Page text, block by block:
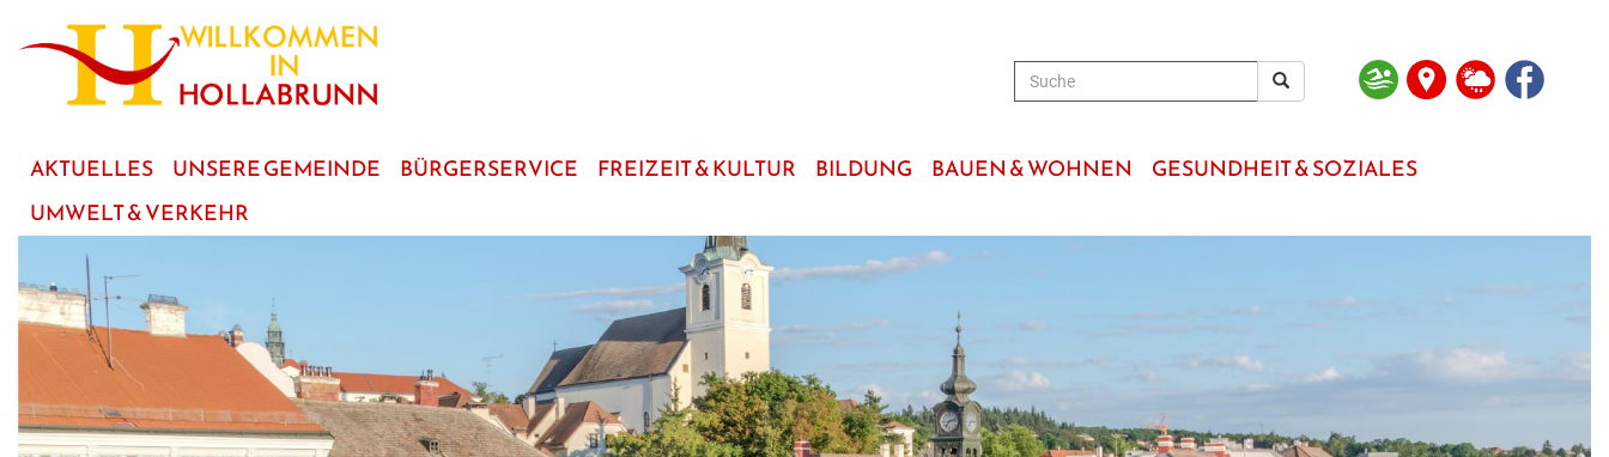
Hauptinhalt
AKTUELLES UNSERE GEMEINDE BÜRGERSERVICE FREIZEIT & KULTUR BILDUNG BAUEN & WOHNEN
GESUNDHEIT & SOZIALES
UMWELT & VERKEHR